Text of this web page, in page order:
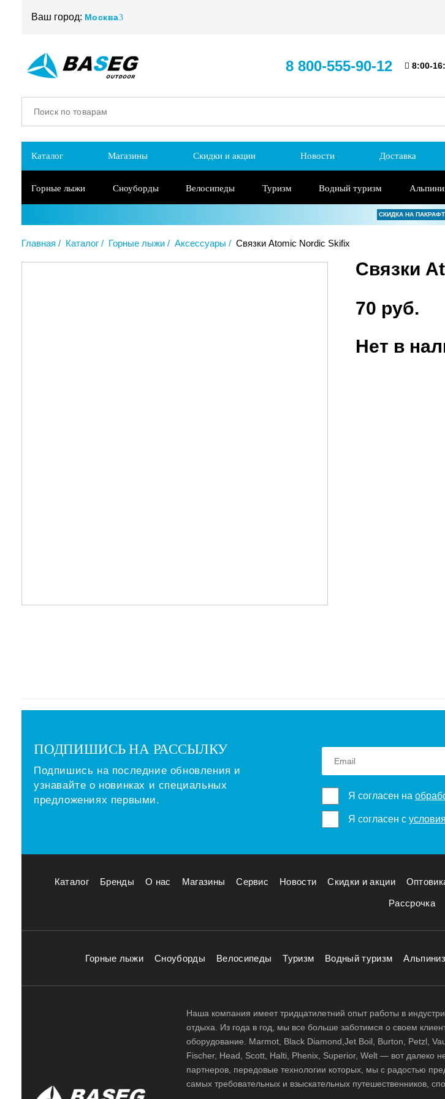
Ваш город: Москва
8 800-555-90-12 8:00-
Каталог Магазины Скидки и акции Новости Доставка
Горные лыжи Сноуборды Велосипеды Туризм Водный туризм
СКИДКА НА ПАКРАФТ
Главная Каталог Горные лыжи Аксессуары Связки Atomic Nordic Skifix
Связки
70 руб.
Нет в
ПОДПИШИСЬ НА РАССЫЛКУ
Подпишись на последние обновления и
узнавайте о новинках и специальных
предложениях первыми.
Я согласен на
Я согласен с
Каталог Бренды О нас Магазины Сервис Новости Скидки и акции
Рассрочка
Горные лыжи Сноуборды Велосипеды Туризм Водный туризм
Наша компания имеет тридцатилетний опыт работы в
отдыха. Из года в год, мы все больше заботимся о своем
оборудование. Marmot, Black Diamond,Jet Boil, Burton, Petzl,
Fischer, Head, Scott, Halti, Phenix, Superior, Welt — вот далеко
партнеров, передовые технологии которых, мы с радостью
самых требовательных и взыскательных путешественников,